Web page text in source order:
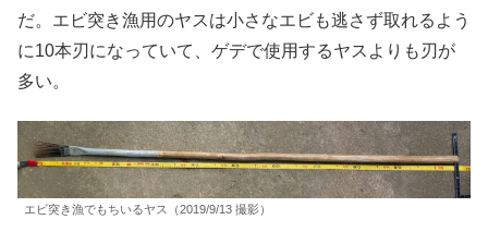
だ。エビ突き漁用のヤスは小さなエビも逃さず取れるよう
に10本刃になっていて、ゲデで使用するヤスよりも刃が
多い。
エビ突き漁でもちいるヤス（2019/9/13 撮影）